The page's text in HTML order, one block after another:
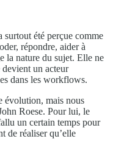
surtout été perçue comme
répondre, aider à
la nature du sujet. Elle ne
devient un acteur
dans les workflows.
évolution, mais nous
Roese. Pour lui, le
un certain temps pour
de réaliser qu’elle